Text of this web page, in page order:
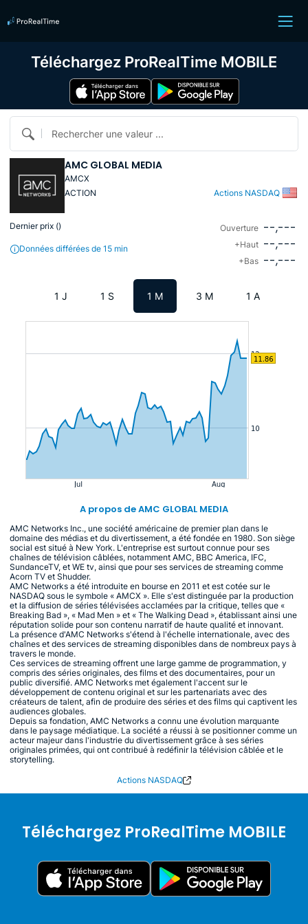
Rechercher une valeur ...
AMC GLOBAL MEDIA
AMCX
ACTION
Actions NASDAQ
Dernier prix ()
Données différées de 15 min
Ouverture --,---
+Haut --,---
+Bas --,---
1 J 1 S 1 M 3 M 1 A
A propos de AMC GLOBAL MEDIA
AMC Networks Inc., une société américaine de premier plan dans le
domaine des médias et du divertissement, a été fondée en 1980. Son siège
social est situé à New York. L'entreprise est surtout connue pour ses
chaînes de télévision câblées, notamment AMC, BBC America, IFC,
SundanceTV, et WE tv, ainsi que pour ses services de streaming comme
Acorn TV et Shudder.
AMC Networks a été introduite en bourse en 2011 et est cotée sur le
NASDAQ sous le symbole « AMCX ». Elle s'est distinguée par la production
et la diffusion de séries télévisées acclamées par la critique, telles que «
Breaking Bad », « Mad Men » et « The Walking Dead », établissant ainsi une
réputation solide pour son contenu narratif de haute qualité et innovant.
La présence d'AMC Networks s'étend à l'échelle internationale, avec des
chaînes et des services de streaming disponibles dans de nombreux pays à
travers le monde.
Ces services de streaming offrent une large gamme de programmation, y
compris des séries originales, des films et des documentaires, pour un
public diversifié. AMC Networks met également l'accent sur le
développement de contenu original et sur les partenariats avec des
créateurs de talent, afin de produire des séries et des films qui captivent les
audiences globales.
Depuis sa fondation, AMC Networks a connu une évolution marquante
dans le paysage médiatique. La société a réussi à se positionner comme un
acteur majeur dans l'industrie du divertissement grâce à ses séries
originales primées, qui ont contribué à redéfinir la télévision câblée et le
storytelling.
Actions NASDAQ
Téléchargez ProRealTime MOBILE
Téléchargez ProRealTime MOBILE